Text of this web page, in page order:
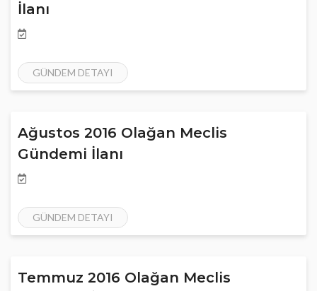
İlanı
GÜNDEM DETAYI
Ağustos 2016 Olağan Meclis
Gündemi İlanı
GÜNDEM DETAYI
Temmuz 2016 Olağan Meclis